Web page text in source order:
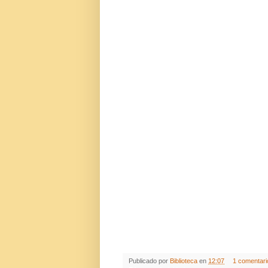
Publicado por Biblioteca en 12:07
1